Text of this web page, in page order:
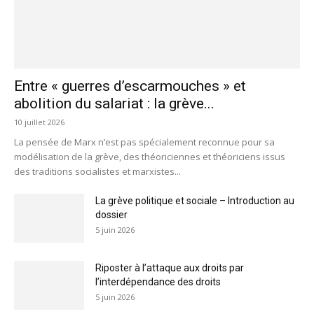
Entre « guerres d’escarmouches » et
abolition du salariat : la grève...
10 juillet 2026
La pensée de Marx n’est pas spécialement reconnue pour sa
modélisation de la grève, des théoriciennes et théoriciens issus
des traditions socialistes et marxistes...
La grève politique et sociale – Introduction au
dossier
5 juin 2026
Riposter à l’attaque aux droits par
l’interdépendance des droits
5 juin 2026